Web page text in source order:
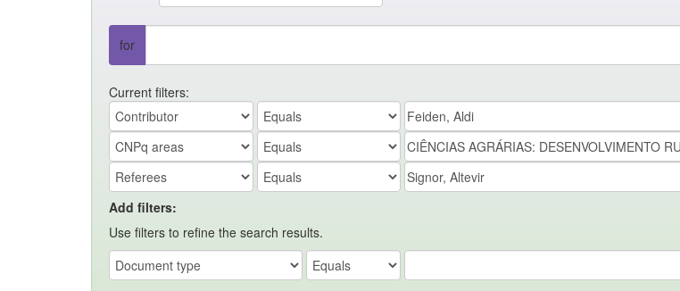
for
Current filters:
Add filters:
Use filters to refine the search results.